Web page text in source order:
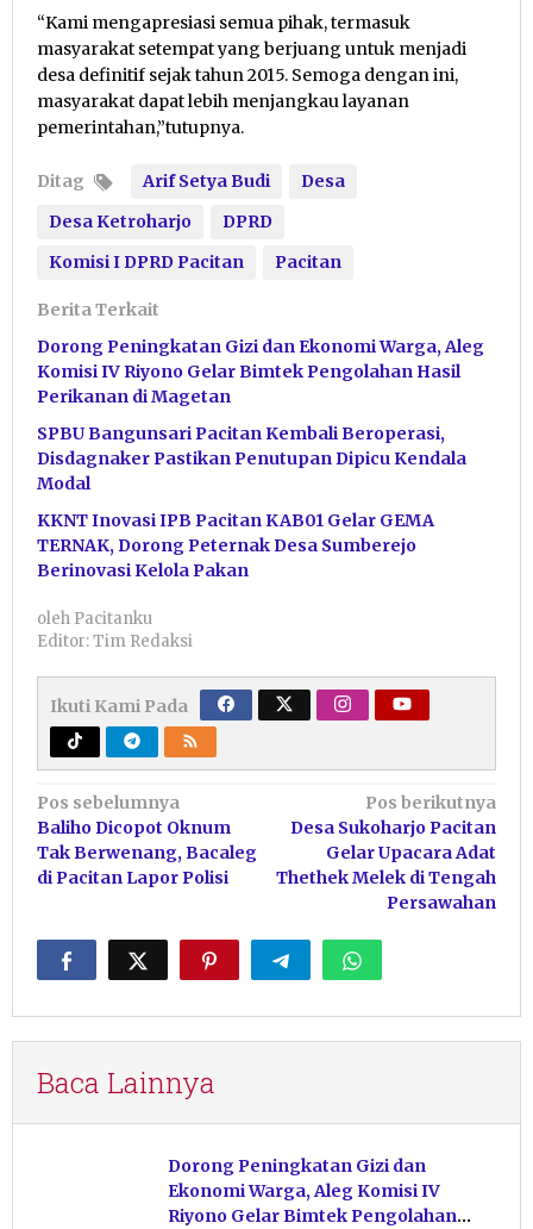
“Kami mengapresiasi semua pihak, termasuk
masyarakat setempat yang berjuang untuk menjadi
desa definitif sejak tahun 2015. Semoga dengan ini,
masyarakat dapat lebih menjangkau layanan
pemerintahan,”tutupnya.
Ditag Arif Setya Budi
Desa
Desa Ketroharjo
DPRD
Komisi I DPRD Pacitan
Pacitan
Berita Terkait
Dorong Peningkatan Gizi dan Ekonomi Warga, Aleg
Komisi IV Riyono Gelar Bimtek Pengolahan Hasil
Perikanan di Magetan
SPBU Bangunsari Pacitan Kembali Beroperasi,
Disdagnaker Pastikan Penutupan Dipicu Kendala
Modal
KKNT Inovasi IPB Pacitan KAB01 Gelar GEMA
TERNAK, Dorong Peternak Desa Sumberejo
Berinovasi Kelola Pakan
oleh Pacitanku
Editor: Tim Redaksi
Ikuti Kami Pada
Navigasi
pos
Pos sebelumnya
Baliho Dicopot Oknum
Tak Berwenang, Bacaleg
di Pacitan Lapor Polisi
Pos berikutnya
Desa Sukoharjo Pacitan
Gelar Upacara Adat
Thethek Melek di Tengah
Persawahan
Baca Lainnya
Dorong Peningkatan Gizi dan
Ekonomi Warga, Aleg Komisi IV
Riyono Gelar Bimtek Pengolahan